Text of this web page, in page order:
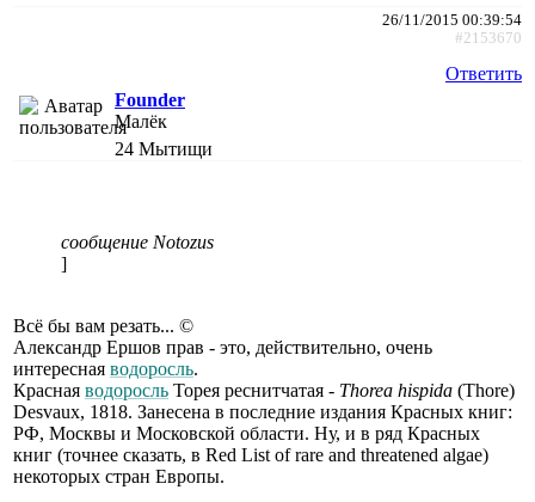
26/11/2015 00:39:54
#2153670
Ответить
Founder
Малёк
24 Мытищи
сообщение Notozus
]
Всё бы вам резать... ©
Александр Ершов прав - это, действительно, очень
интересная водоросль.
Красная водоросль Торея реснитчатая - Thorea hispida (Thore)
Desvaux, 1818. Занесена в последние издания Красных книг:
РФ, Москвы и Московской области. Ну, и в ряд Красных
книг (точнее сказать, в Red List of rare and threatened algae)
некоторых стран Европы.